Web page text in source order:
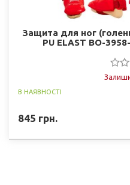
Защита для ног
PU ELAST BO-
В НАЯВНОСТІ
845 грн.